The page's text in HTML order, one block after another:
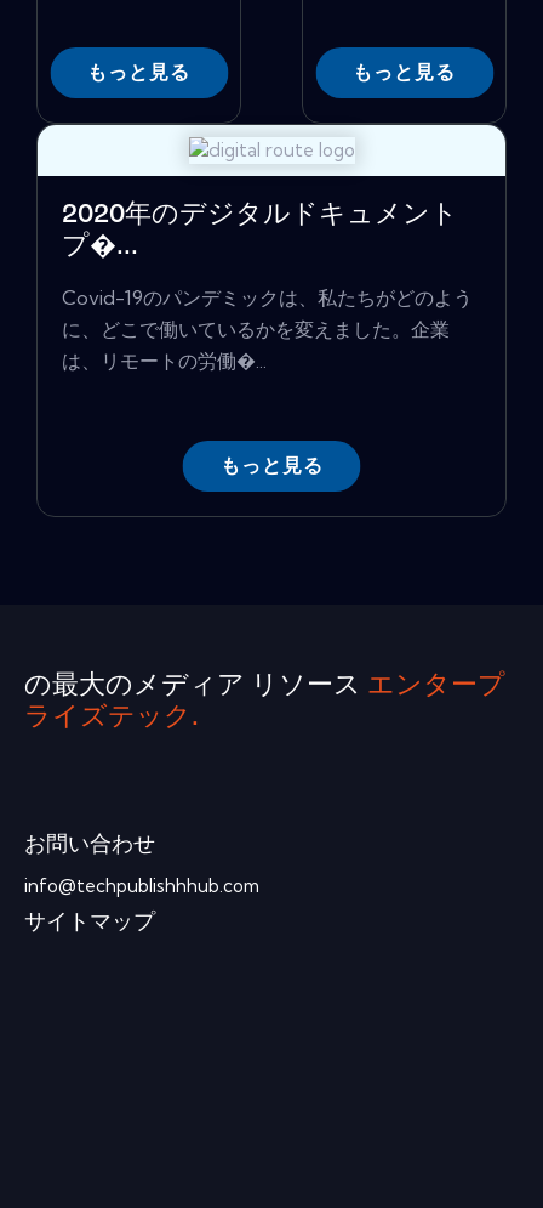
もっと見る もっと見る
2020年のデジタルドキュメント
プ�...
Covid-19のパンデミックは、私たちがどのよう
に、どこで働いているかを変えました。企業
は、リモートの労働�...
もっと見る
の最大のメディア リソース エンタープ
ライズテック.
お問い合わせ
info@techpublishhhub.com
サイトマップ